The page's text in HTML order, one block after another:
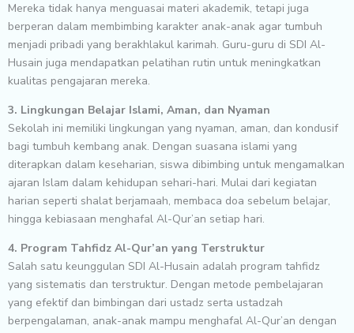
Mereka tidak hanya menguasai materi akademik, tetapi juga
berperan dalam membimbing karakter anak-anak agar tumbuh
menjadi pribadi yang berakhlakul karimah. Guru-guru di SDI Al-
Husain juga mendapatkan pelatihan rutin untuk meningkatkan
kualitas pengajaran mereka.
3. Lingkungan Belajar Islami, Aman, dan Nyaman
Sekolah ini memiliki lingkungan yang nyaman, aman, dan kondusif
bagi tumbuh kembang anak. Dengan suasana islami yang
diterapkan dalam keseharian, siswa dibimbing untuk mengamalkan
ajaran Islam dalam kehidupan sehari-hari. Mulai dari kegiatan
harian seperti shalat berjamaah, membaca doa sebelum belajar,
hingga kebiasaan menghafal Al-Qur’an setiap hari.
4. Program Tahfidz Al-Qur’an yang Terstruktur
Salah satu keunggulan SDI Al-Husain adalah program tahfidz
yang sistematis dan terstruktur. Dengan metode pembelajaran
yang efektif dan bimbingan dari ustadz serta ustadzah
berpengalaman, anak-anak mampu menghafal Al-Qur’an dengan